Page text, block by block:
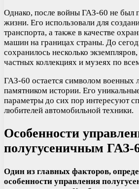
Однако, после войны ГАЗ-60 не был
жизни. Его использовали для
транспорта, а также в качестве
машин на границах страны. До
сохранилось несколько
частных коллекциях и музеях по
ГАЗ-60 остается символом военных
памятником истории. Его
параметры до сих пор интересуют
любителей автомобильной техники.
Особенности
полугусеничным ГАЗ-
Один из главных факторов,
особенности управления